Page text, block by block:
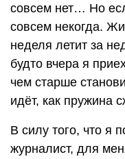
совсем нет… Но
совсем некогда.
неделя летит за
будто вчера я
чем старше
идёт, как пружина
В силу того, что я
журналист, для